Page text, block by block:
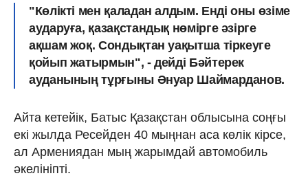
"Көлікті мен қаладан алдым. Енді оны өзіме
аударуға, қазақстандық нөмірге әзірге
ақшам жоқ. Сондықтан уақытша тіркеуге
қойып жатырмын", - дейді Бәйтерек
ауданының тұрғыны Әнуар Шаймарданов.
Айта кетейік, Батыс Қазақстан облысына соңғы
екі жылда Ресейден 40 мыңнан аса көлік кірсе,
ал Армениядан мың жарымдай автомобиль
әкелініпті.